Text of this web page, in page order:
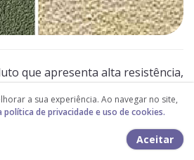
que apresenta alta resistência,
possui hidro-repelência,
a sua experiência. Ao navegar no site,
política de privacidade e uso de cookies.
Aceitar